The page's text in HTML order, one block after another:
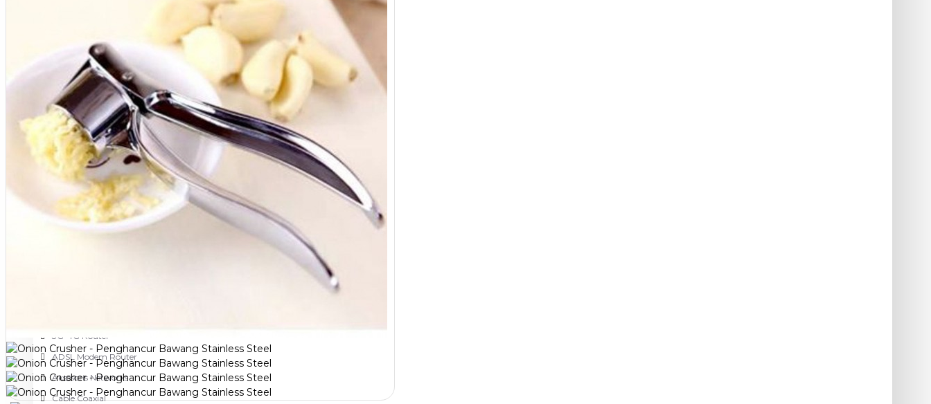
Construction Camera
Mobile Speaker
View More
KECANTIKAN
Rambut
Tubuh
Wajah
KESEHATAN
3G-4G Router
ADSL Modem Router
Aksesoris Networks
Cable Coaxial